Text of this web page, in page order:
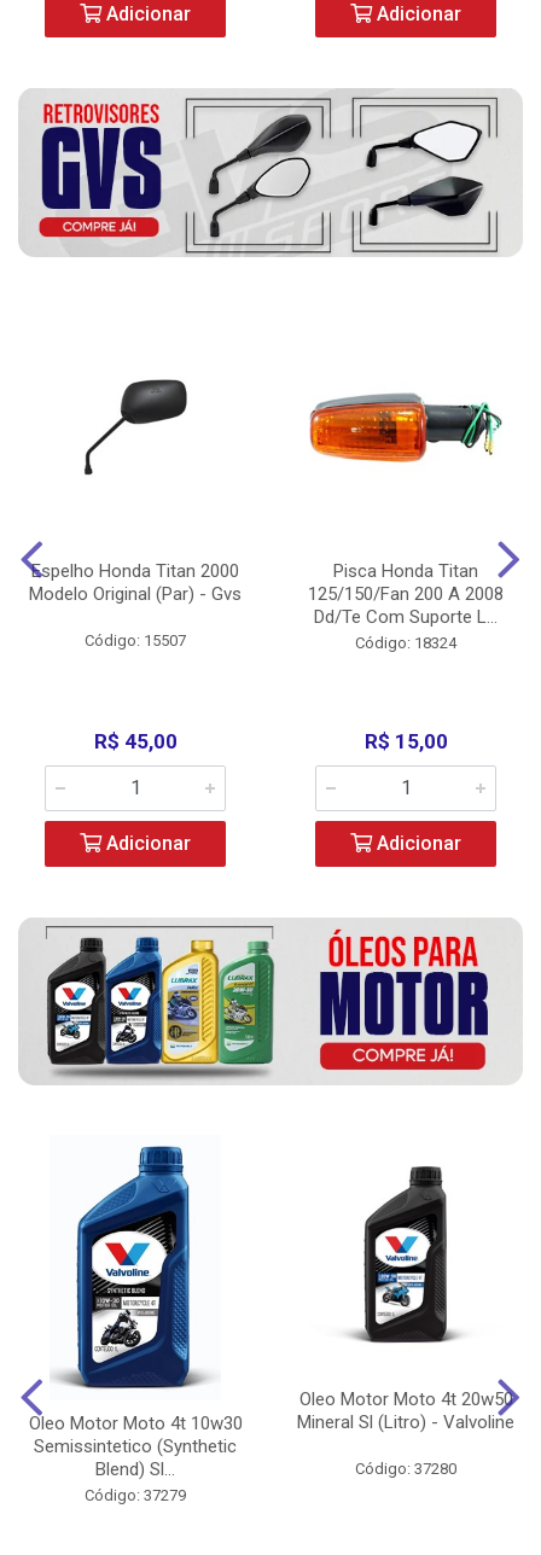
Adicionar Adicionar
Espelho Honda Titan 2000
Modelo Original (Par) - Gvs
Código: 15507
R$ 45,00
Adicionar
Pisca Honda Titan
125/150/Fan 200 A 2008
Dd/Te Com Suporte L...
Código: 18324
R$ 15,00
Adicionar
Oleo Motor Moto 4t 10w30
Semissintetico (Synthetic
Blend) Sl...
Código: 37279
Oleo Motor Moto 4t 20w50
Mineral Sl (Litro) - Valvoline
Código: 37280